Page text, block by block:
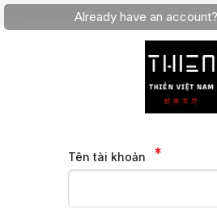
Already have an account?
Tên tài khoản